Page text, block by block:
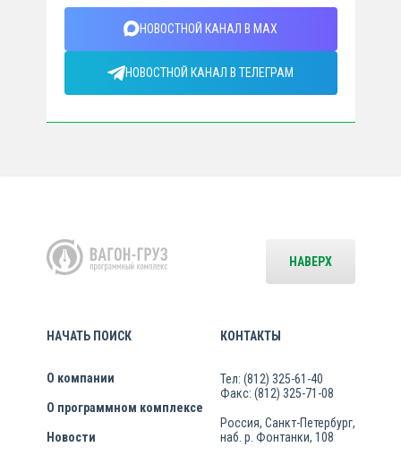
НОВОСТНОЙ КАНАЛ В MAX
НОВОСТНОЙ КАНАЛ В ТЕЛЕГРАМ
НАЧАТЬ ПОИСК
О компании
О программном комплексе
Новости
КОНТАКТЫ
Тел: (812) 325-61-40
Факс: (812) 325-71-08
Россия, Санкт-Петербург,
наб. р. Фонтанки, 108
НАВЕРХ